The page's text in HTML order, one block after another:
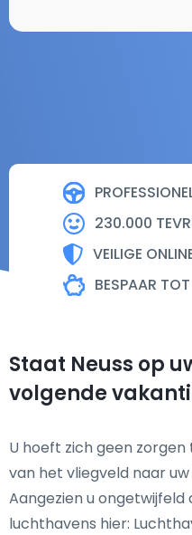
230.000
VEILIGE
BESPAAR
Staat Neuss op
volgende
U hoeft zich geen
van het vliegveld naar
Aangezien u
luchthavens hier: